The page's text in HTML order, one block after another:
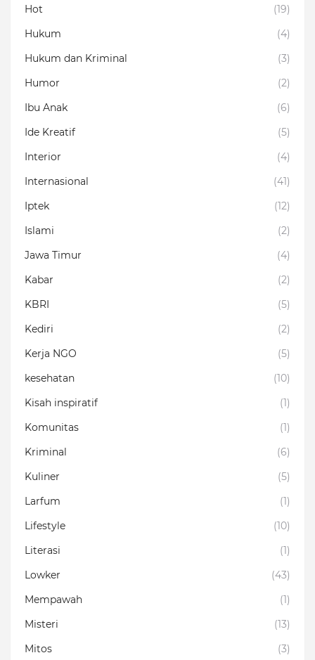
Hot
(19)
Hukum
(4)
Hukum dan Kriminal
(3)
Humor
(2)
Ibu Anak
(6)
Ide Kreatif
(5)
Interior
(4)
Internasional
(41)
Iptek
(12)
Islami
(2)
Jawa Timur
(4)
Kabar
(2)
KBRI
(5)
Kediri
(2)
Kerja NGO
(5)
kesehatan
(10)
Kisah inspiratif
(1)
Komunitas
(1)
Kriminal
(6)
Kuliner
(5)
Larfum
(1)
Lifestyle
(10)
Literasi
(1)
Lowker
(43)
Mempawah
(1)
Misteri
(13)
Mitos
(3)